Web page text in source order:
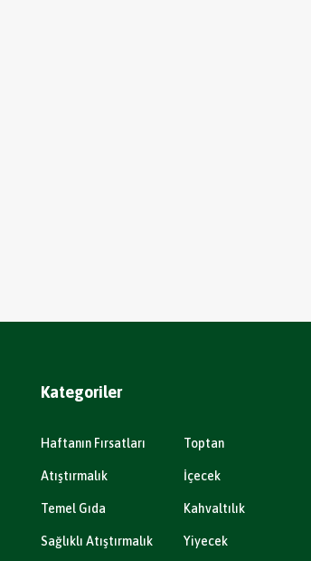
Kategoriler
Haftanın Fırsatları Toptan
Atıştırmalık İçecek
Temel Gıda Kahvaltılık
Sağlıklı Atıştırmalık Yiyecek